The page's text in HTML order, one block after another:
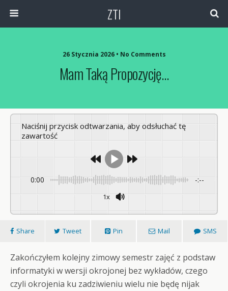
ZTI
26 Stycznia 2026 • No Comments
Mam Taką Propozycję…
Naciśnij przycisk odtwarzania, aby odsłuchać tę
zawartość
0:00 -:--
1x
Share Tweet Pin Mail SMS
Zakończyłem kolejny zimowy semestr zajęć z podstaw
informatyki w wersji okrojonej bez wykładów, czego
czyli okrojenia ku zadziwieniu wielu nie będę nijak